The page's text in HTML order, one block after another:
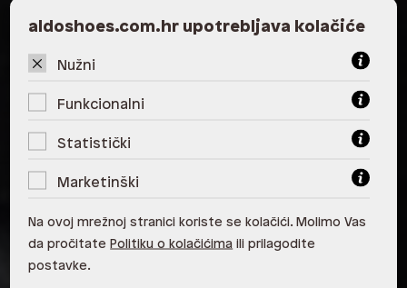
ALDO, City Center One East 10000
ALDO, City Center One West
10000 Zagreb
ALDO, Arena Centar 10020 Zagreb
ALDO, Mall of Split Split
Split
ALDO, Tower Centar 51000 Rijeka
aldoshoes.com.hr upotrebljava kolačiće
Nužni
Funkcionalni
Statistički
Marketinški
Na ovoj mrežnoj stranici koriste se kolačići. Molimo Vas
da pročitate Politiku o kolačićima ili prilagodite
postavke.